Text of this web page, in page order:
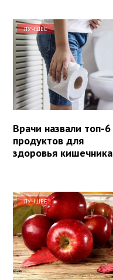
ЛУЧШЕЕ
Врачи назвали топ-6
продуктов для
здоровья кишечника
ЛУЧШЕЕ